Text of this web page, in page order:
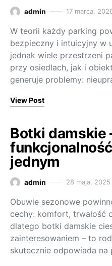
admin 17 marca,
W teorii każdy parking
bezpieczny i intuicyjny w
jednak wiele przestrzeni
przy osiedlach, jak i
generuje problemy:
View Post
Botki damskie
jednym
admin 28 maja, 2025
Obuwie sezonowe
cechy: komfort, trwałość
dlatego botki damskie
zainteresowaniem – to
skutecznie odpowiada